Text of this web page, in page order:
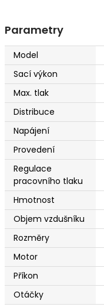
Parametry
Model
Sací výkon
Max. tlak
Distribuce
Napájení
Provedení
Regulace
pracovního tlaku
Hmotnost
Objem vzdušníku
Rozměry
Motor
Příkon
Otáčky